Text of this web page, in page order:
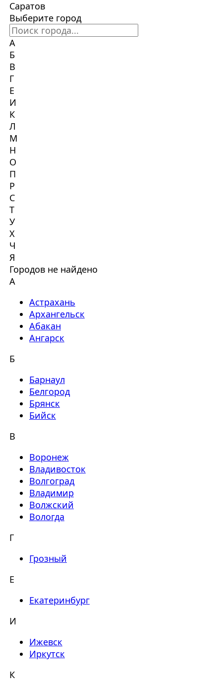
Саратов
Выберите город
А
Б
В
Г
Е
И
К
Л
М
Н
О
П
Р
С
Т
У
Х
Ч
Я
Городов не найдено
А
Астрахань
Архангельск
Абакан
Ангарск
Б
Барнаул
Белгород
Брянск
Бийск
В
Воронеж
Владивосток
Волгоград
Владимир
Волжский
Вологда
Г
Грозный
Е
Екатеринбург
И
Ижевск
Иркутск
К